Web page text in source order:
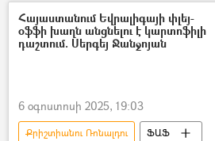
Սպորտ
տեսանյութ
Հայաստանում Եվրալիգայի փլեյ-
օֆֆի խաղն անցնելու է կարտոֆիլի
դաշտում. Սերգեյ Ջանջոյան
6 օգոստոսի 2025, 19:03
Քրիշտիանու Ռոնալդու
ՖԱՖ